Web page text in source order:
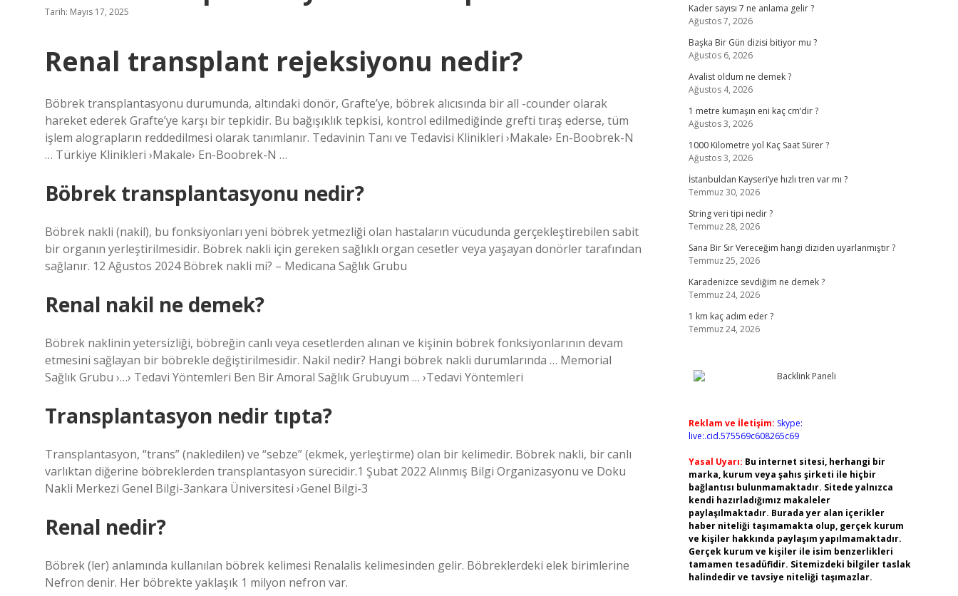
Tarih: Mayıs 17, 2025
Renal transplant rejeksiyonu nedir?
Böbrek transplantasyonu durumunda, altındaki donör, Grafte’ye, böbrek alıcısında bir all -counder olarak
hareket ederek Grafte’ye karşı bir tepkidir. Bu bağışıklık tepkisi, kontrol edilmediğinde grefti tıraş ederse, tüm
işlem alograpların reddedilmesi olarak tanımlanır. Tedavinin Tanı ve Tedavisi Klinikleri ›Makale› En-Boobrek-N
… Türkiye Klinikleri ›Makale› En-Boobrek-N …
Böbrek transplantasyonu nedir?
Böbrek nakli (nakil), bu fonksiyonları yeni böbrek yetmezliği olan hastaların vücudunda gerçekleştirebilen sabit
bir organın yerleştirilmesidir. Böbrek nakli için gereken sağlıklı organ cesetler veya yaşayan donörler tarafından
sağlanır. 12 Ağustos 2024 Böbrek nakli mi? – Medicana Sağlık Grubu
Renal nakil ne demek?
Böbrek naklinin yetersizliği, böbreğin canlı veya cesetlerden alınan ve kişinin böbrek fonksiyonlarının devam
etmesini sağlayan bir böbrekle değiştirilmesidir. Nakil nedir? Hangi böbrek nakli durumlarında … Memorial
Sağlık Grubu ›…› Tedavi Yöntemleri Ben Bir Amoral Sağlık Grubuyum … ›Tedavi Yöntemleri
Transplantasyon nedir tıpta?
Transplantasyon, “trans” (nakledilen) ve “sebze” (ekmek, yerleştirme) olan bir kelimedir. Böbrek nakli, bir canlı
varlıktan diğerine böbreklerden transplantasyon sürecidir.1 Şubat 2022 Alınmış Bilgi Organizasyonu ve Doku
Nakli Merkezi Genel Bilgi-3ankara Üniversitesi ›Genel Bilgi-3
Renal nedir?
Böbrek (ler) anlamında kullanılan böbrek kelimesi Renalalis kelimesinden gelir. Böbreklerdeki elek birimlerine
Nefron denir. Her böbrekte yaklaşık 1 milyon nefron var.
Kader sayısı 7 ne anlama gelir ?
Ağustos 7, 2026
Başka Bir Gün dizisi bitiyor mu ?
Ağustos 6, 2026
Avalist oldum ne demek ?
Ağustos 4, 2026
1 metre kumaşın eni kaç cm’dir ?
Ağustos 3, 2026
1000 Kilometre yol Kaç Saat Sürer ?
Ağustos 3, 2026
İstanbuldan Kayseri’ye hızlı tren var mı ?
Temmuz 30, 2026
String veri tipi nedir ?
Temmuz 28, 2026
Sana Bir Sır Vereceğim hangi diziden uyarlanmıştır ?
Temmuz 25, 2026
Karadenizce sevdiğim ne demek ?
Temmuz 24, 2026
1 km kaç adım eder ?
Temmuz 24, 2026
Reklam ve İletişim: Skype:
live:.cid.575569c608265c69
Yasal Uyarı: Bu internet sitesi, herhangi bir
marka, kurum veya şahıs şirketi ile hiçbir
bağlantısı bulunmamaktadır. Sitede yalnızca
kendi hazırladığımız makaleler
paylaşılmaktadır. Burada yer alan içerikler
haber niteliği taşımamakta olup, gerçek kurum
ve kişiler hakkında paylaşım yapılmamaktadır.
Gerçek kurum ve kişiler ile isim benzerlikleri
tamamen tesadüfidir. Sitemizdeki bilgiler taslak
halindedir ve tavsiye niteliği taşımazlar.